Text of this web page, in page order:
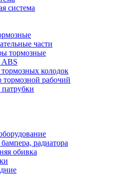
система
части
тормозные
ABS
колодок
рабочий
радиатора
обивка